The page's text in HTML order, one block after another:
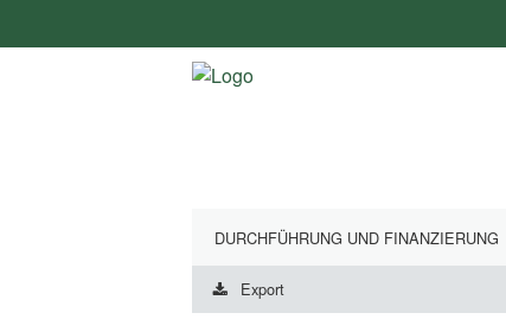
überspringen
DURCHFÜHRUNG UND FINANZIERUNG
Export